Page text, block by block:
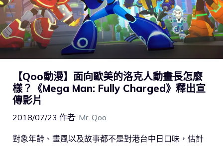
【Qoo動漫】面向歐美的洛克人動畫長怎麼
樣？《Mega Man: Fully Charged》釋出宣
傳影片
2018/07/23 作者: Mr. Qoo
對象年齡、畫風以及故事都不是對港台中日口味，估計